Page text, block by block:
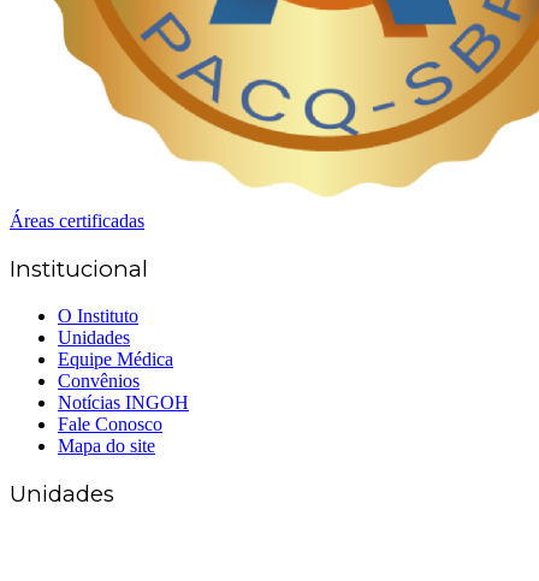
Áreas certificadas
Institucional
O Instituto
Unidades
Equipe Médica
Convênios
Notícias INGOH
Fale Conosco
Mapa do site
Unidades